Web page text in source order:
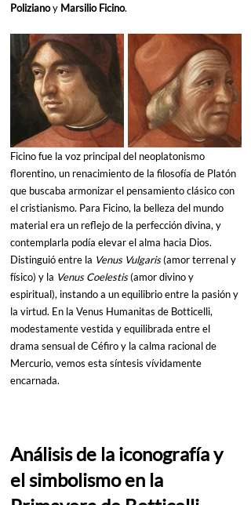
Poliziano y Marsilio Ficino.
Ficino fue la voz principal del neoplatonismo
florentino, un renacimiento de la filosofía de Platón
que buscaba armonizar el pensamiento clásico con
el cristianismo. Para Ficino, la belleza del mundo
material era un reflejo de la perfección divina, y
contemplarla podía elevar el alma hacia Dios.
Distinguió entre la Venus Vulgaris (amor terrenal y
físico) y la Venus Coelestis (amor divino y
espiritual), instando a un equilibrio entre la pasión y
la virtud. En la Venus Humanitas de Botticelli,
modestamente vestida y equilibrada entre el
drama sensual de Céfiro y la calma racional de
Mercurio, vemos esta síntesis vívidamente
encarnada.
Análisis de la iconografía y
el simbolismo en la